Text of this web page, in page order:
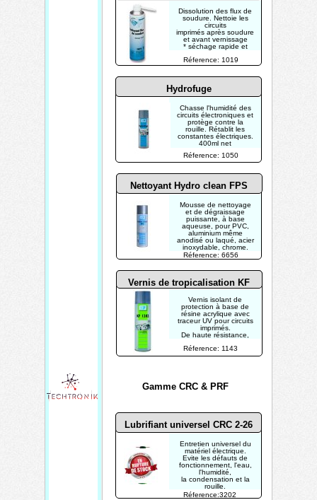
Dissolution des flux de
soudure. Nettoie les
circuits
imprimés après soudure
et avant vernissage
* séchage rapide et
* sans danger pour les
composants et les
Chasse l'humidité des
circuits électroniques et
protège contre la
rouille. Rétablit les
constantes électriques.
400ml net
Mousse de nettoyage
et de dégraissage
puissante, à base
aqueuse, pour PVC,
aluminium même
anodisé ou laqué, acier
inoxydable, chrome.
Vernis isolant de
protection à base de
résine acrylique avec
traceur UV pour circuits
imprimés.
De haute résistance,
environnement
agressif (aéronautique,
Entretien universel du
matériel électrique.
Evite les défauts de
fonctionnement, l'eau,
l'humidité,
la condensation et la
rouille.
Hydrofuge
Nettoyant Hydro clean FPS
Vernis de tropicalisation KF
1282
Lubrifiant universel CRC 2-26
Réference: 1019
Réference: 1050
Réference:3202
Réference: 1143
Réference: 6656
Gamme CRC & PRF